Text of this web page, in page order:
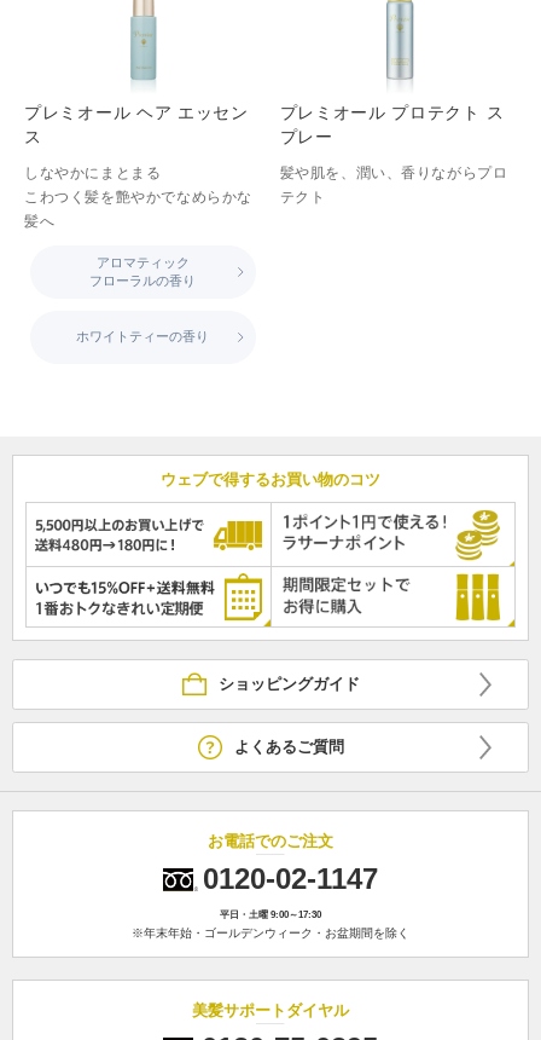
プレミオール ヘア エッセン
ス
しなやかにまとまる
こわつく髪を艶やかでなめらかな
髪へ
アロマティック
フローラルの香り
ホワイトティーの香り
プレミオール プロテクト ス
プレー
髪や肌を、潤い、香りながらプロ
テクト
ウェブで得するお買い物のコツ
ショッピングガイド
よくあるご質問
お電話でのご注文
0120-02-1147
平日・土曜 9:00～17:30
※年末年始・ゴールデンウィーク・お盆期間を除く
美髪サポートダイヤル